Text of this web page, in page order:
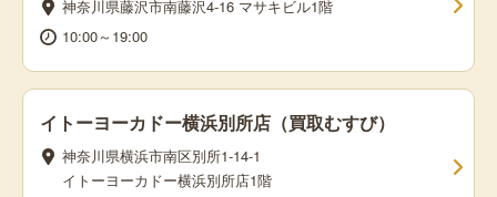
神奈川県藤沢市南藤沢4-16 マサキビル1階
10:00～19:00
イトーヨーカドー横浜別所店（買取むすび）
神奈川県横浜市南区別所1-14-1
イトーヨーカドー横浜別所店1階